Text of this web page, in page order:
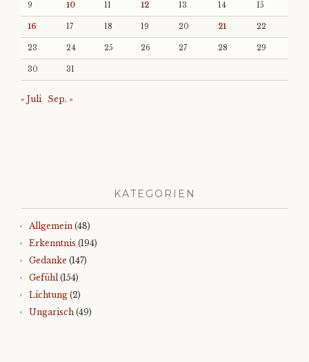
9 10 11 12 13 14 15
16 17 18 19 20 21 22
23 24 25 26 27 28 29
30 31
« Juli Sep. »
KATEGORIEN
Allgemein (48)
Erkenntnis (194)
Gedanke (147)
Gefühl(154)
Lichtung (2)
Ungarisch (49)